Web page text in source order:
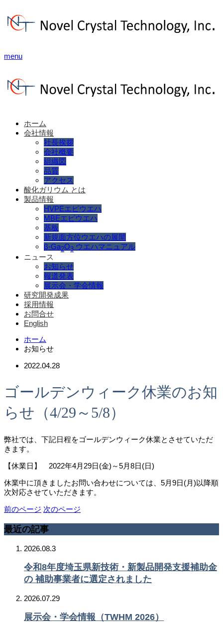
menu
ホーム
会社情報
社長挨拶
会社概要
組織図
品質
アクセス
酸化ガリウム とは
製品情報
HVPEエピウエハ
MBEエピウエハ
基板
新規面方位ウエハの展開
β-Ga2O3 ウエハマニュアル
ニュース
お知らせ
報道発表
展示会・学会情報
研究開発成果
採用情報
お問合せ
English
ホーム
お知らせ
2022.04.28
ゴールデンウィーク休業のお知
らせ（4/29～5/8）
弊社では、下記日程をゴールデンウィーク休業とさせていただ
きます。
【休業日】 2022年4月29日(金)～5月8日(日)
休業中に頂きましたお問い合わせについては、5月9日(月)以降順
次対応させていただきます。
前のページ 次のページ
最近の記事
2026.08.3
令和8年度埼玉県新技術・新製品開発支援補助金
の 補助事業者に選定されました
2026.07.29
展示会・学会情報（TWHM 2026）